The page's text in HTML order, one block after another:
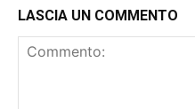
LASCIA UN COMMENTO